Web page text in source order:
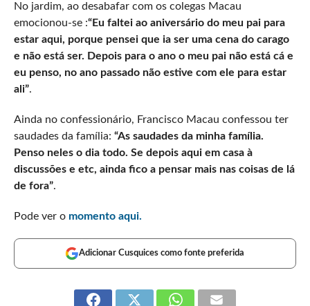
No jardim, ao desabafar com os colegas Macau
emocionou-se :“Eu faltei ao aniversário do meu pai para
estar aqui, porque pensei que ia ser uma cena do carago
e não está ser. Depois para o ano o meu pai não está cá e
eu penso, no ano passado não estive com ele para estar
ali”.
Ainda no confessionário, Francisco Macau confessou ter
saudades da família: “As saudades da minha família.
Penso neles o dia todo. Se depois aqui em casa à
discussões e etc, ainda fico a pensar mais nas coisas de lá
de fora”.
Pode ver o momento aqui.
Adicionar Cusquices como fonte preferida